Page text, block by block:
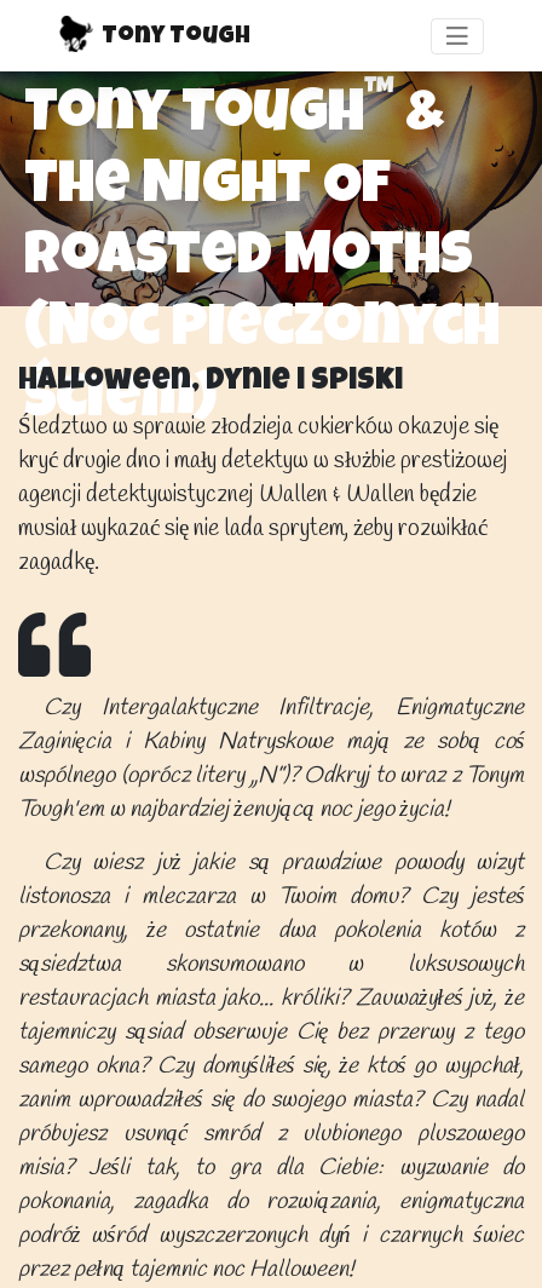
Tony Tough
Tony Tough™&
The Night Of
Roasted Moths
(Noc pieczonych
śCiem)
Halloween, dynie i spiski
Śledztwo w sprawie złodzieja cukierków okazuje się
kryć drugie dno i mały detektyw w służbie prestiżowej
agencji detektywistycznej Wallen & Wallen będzie
musiał wykazać się nie lada sprytem, żeby rozwikłać
zagadkę.
Czy Intergalaktyczne Infiltracje, Enigmatyczne
Zaginięcia i Kabiny Natryskowe mają ze sobą coś
wspólnego (oprócz litery „N”)? Odkryj to wraz z Tonym
Tough'em w najbardziej żenującą noc jego życia!
Czy wiesz już jakie są prawdziwe powody wizyt
listonosza i mleczarza w Twoim domu? Czy jesteś
przekonany, że ostatnie dwa pokolenia kotów z
sąsiedztwa skonsumowano w luksusowych
restauracjach miasta jako... króliki? Zauważyłeś już, że
tajemniczy sąsiad obserwuje Cię bez przerwy z tego
samego okna? Czy domyśliłeś się, że ktoś go wypchał,
zanim wprowadziłeś się do swojego miasta? Czy nadal
próbujesz usunąć smród z ulubionego pluszowego
misia? Jeśli tak, to gra dla Ciebie: wyzwanie do
pokonania, zagadka do rozwiązania, enigmatyczna
podróż wśród wyszczerzonych dyń i czarnych świec
przez pełną tajemnic noc Halloween!